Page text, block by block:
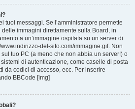
tuoi messaggi. Se l’amministratore permette
immagini direttamente sulla Board, in
a un’immagine ospitata su un server di
del-sito.com/immagine.gif. Non
tuo PC (a meno che non abbia un server!) o
di autenticazione, come caselle di posta
da codici di accesso, ecc. Per inserire
BBCode [img]